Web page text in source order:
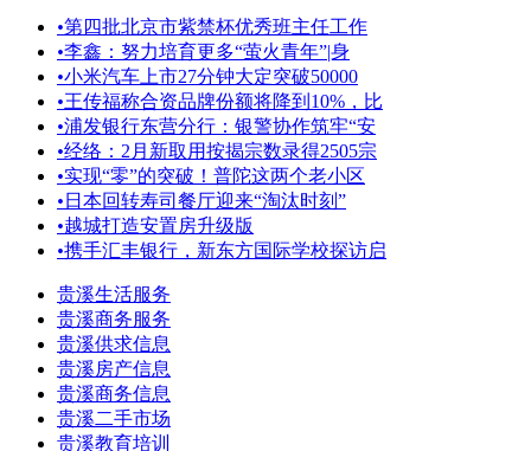
•第四批北京市紫禁杯优秀班主任工作
•李鑫：努力培育更多“萤火青年”|身
•小米汽车上市27分钟大定突破50000
•王传福称合资品牌份额将降到10%，比
•浦发银行东营分行：银警协作筑牢“安
•经络：2月新取用按揭宗数录得2505宗
•实现“零”的突破！普陀这两个老小区
• 日本回转寿司餐厅迎来“淘汰时刻”
•越城打造安置房升级版
•携手汇丰银行，新东方国际学校探访启
贵溪生活服务
贵溪商务服务
贵溪供求信息
贵溪房产信息
贵溪商务信息
贵溪二手市场
贵溪教育培训